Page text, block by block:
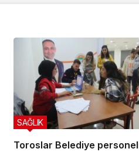
Toroslar Belediye
SAĞLIK